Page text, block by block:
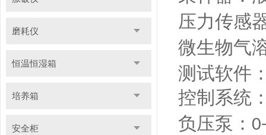
磨耗仪
恒温恒湿箱
培养箱
安全柜
压力传感
微生物气
测试软件
控制系统
负压泵：